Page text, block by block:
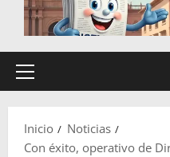
Menú
Inicio
Noticias
Con éxito, operativo de